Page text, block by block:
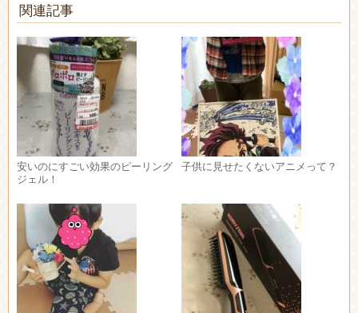
関連記事
安いのにすごい効果のピーリング
ジェル！
子供に見せたくないアニメって？